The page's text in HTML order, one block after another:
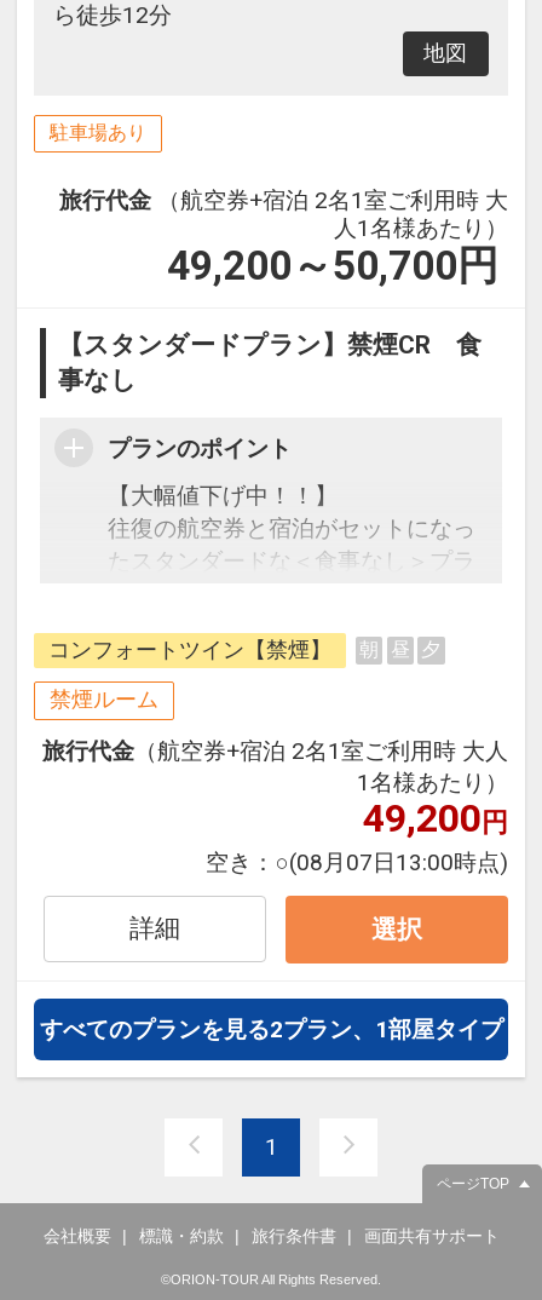
ら徒歩12分
地図
駐車場あり
旅行代金
（航空券+宿泊 2名1室ご利用時 大
人1名様あたり）
49,200～50,700 円
【スタンダードプラン】禁煙CR 食
事なし
プランのポイント
【大幅値下げ中！！】
往復の航空券と宿泊がセットになっ
たスタンダードな＜食事なし＞プラ
み合わせできるダイナミックパッケ
ージだから、一都市滞在はもちろん
周遊旅行にも最適！
旅行期間中の1泊だけの宿泊や延
泊・飛び泊なども自由自在です。
フライトは、安心のJAL（または
JALグループ）確約！フライトマイ
ル50%貯まります。
通・体験プランなどの追加（同時予
約）が可能なプランもございます。
コンフォートツイン【禁煙】 朝 昼 夕
禁煙ルーム
旅行代金 （航空券+宿泊 2名1室ご利用時 大人
1名様あたり）
49,200円
空き： ○(08月07日13:00時点)
詳細 選択
すべてのプランを見る2プラン、1部屋タイプ
1
ページTOP
会社概要 標識・約款 旅行条件書 画面共有サポート
©ORION-TOUR All Rights Reserved.